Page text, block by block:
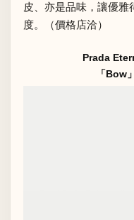
皮、亦是品味，讓優
度。（價格店洽）
Prada
「Bow